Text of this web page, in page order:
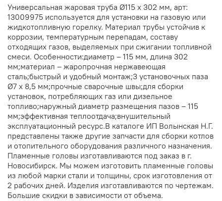
Универсальная жаровая труба Ø115 x 302 мм, арт:
13009975 используется для установки на газовую или
жидкотопливную горелку. Материал трубы устойчив к
коррозии, температурным перепадам, составу
отходящих газов, выделяемых при сжигании топливной
смеси. Особенности:диаметр – 115 мм, длина 302
мм;материал – жаропрочная нержавеющая
сталь;быстрый и удобный монтаж;3 установочных паза
Ø7 x 8,5 мм;прочные сварочные швы;для сборки
установок, потребляющих газ или дизельное
топливо;наружный диаметр размещения пазов – 115
мм;эффективная теплоотдача;внушительный
эксплуатационный ресурс.В каталоге ИП Волынская Н.Г.
представлены также другие запчасти для сборки котлов
и отопительного оборудования различного назначения.
Пламенные головы изготавливаются под заказ в г.
Новосибирск. Мы можем изготовить пламенные головы
из любой марки стали и толщины, срок изготовления от
2 рабочих дней. Изделия изготавливаются по чертежам.
Большие скидки в зависимости от объема.